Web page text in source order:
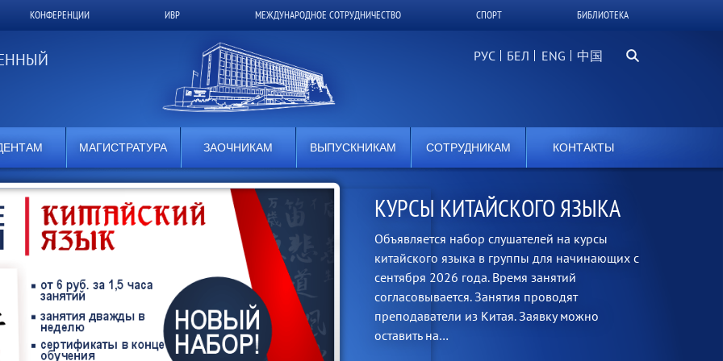
КОНФЕРЕНЦИИ ИВР МЕЖДУНАРОДНОЕ СОТРУДНИЧЕСТВО СПОРТ БИБЛИОТЕКА
РУС БЕЛ 中国 Поиск...
МАГИСТРАТУРА ЗАОЧНИКАМ ВЫПУСКНИКАМ СОТРУДНИКАМ КОНТАКТЫ
КУРСЫ КИТАЙСКОГО ЯЗЫКА
Объявляется набор слушателей на курсы
китайского языка в группы для начинающих с
сентября 2026 года. Время занятий
согласовывается. Занятия проводят
преподаватели из Китая. Заявку можно
оставить на…